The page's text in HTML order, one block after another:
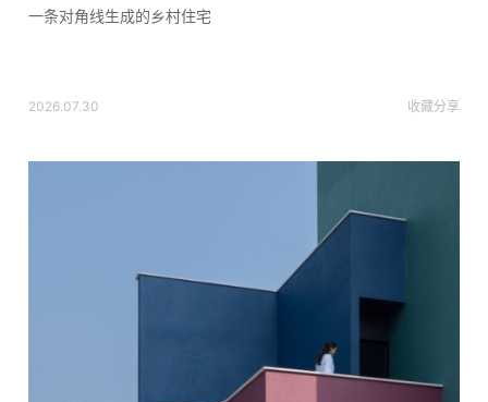
一条对角线生成的乡村住宅
2026.07.30 收藏分享